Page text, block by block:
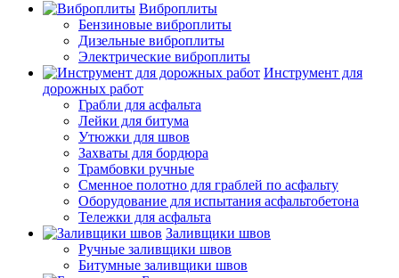
Виброплиты
Бензиновые виброплиты
Дизельные виброплиты
Электрические виброплиты
Инструмент для
дорожных работ
Грабли для асфальта
Лейки для битума
Утюжки для швов
Захваты для бордюра
Трамбовки ручные
Сменное полотно для граблей по асфальту
Оборудование для испытания асфальтобетона
Тележки для асфальта
Заливщики швов
Ручные заливщики швов
Битумные заливщики швов